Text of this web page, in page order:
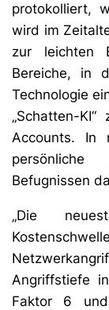
protokolliert,
wird im
zur leichten
Bereiche, in
Technologie
„Schatten-
Accounts. In
Befugnissen
„Die
Angriffstiefe
Faktor 6 und